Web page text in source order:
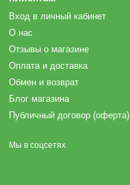
Вход в личный кабинет
О нас
Отзывы о магазине
Оплата и доставка
Обмен и возврат
Блог магазина
Публичный договор (оферта)
Мы в соцсетях